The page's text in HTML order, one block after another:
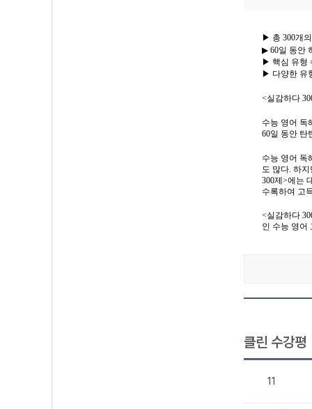
▶ 총 300개
▶ 60일 동안
▶ 핵심 유형
▶ 다양한 유
<실감하다
수능 영어 독
60일 동안 탄
수능 영어 독
도 많다 하지
300제>에는
수록하여 고
<실감하다
인 수능 영어
클린 수강평
11